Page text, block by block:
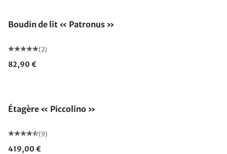
Boudin de lit « Patronus »
(2)
82,90 €
Étagère « Piccolino »
(9)
419,00 €